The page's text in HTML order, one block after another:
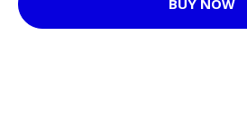
BUY NOW